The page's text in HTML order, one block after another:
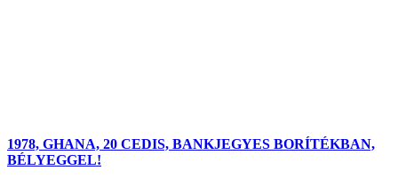
1978, GHANA, 20 CEDIS, BANKJEGYES BORÍTÉKBAN,
BÉLYEGGEL!